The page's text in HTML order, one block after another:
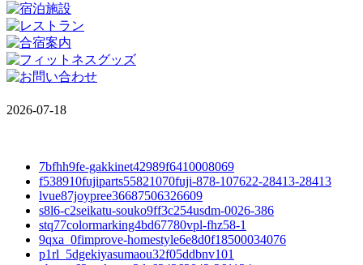
2026-07-18
7bfhh9fe-gakkinet42989f6410008069
f538910fujiparts55821070fuji-878-107622-28413-28413
lvue87joypree36687506326609
s8l6-c2seikatu-souko9ff3c254usdm-0026-386
stq77colormarking4bd67780vpl-fhz58-1
9qxa_0fimprove-homestyle6e8d0f18500034076
p1rl_5dgekiyasumaou32f05ddbnv101